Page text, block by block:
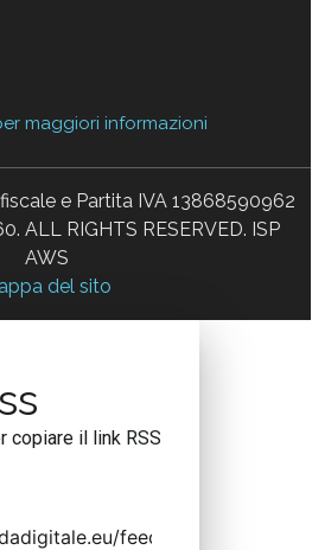
maggiori informazioni
e Partita IVA 13868590962
ALL RIGHTS RESERVED. ISP
AWS
del sito
copiare il link RSS